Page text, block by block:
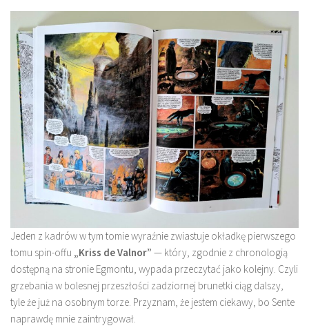
Jeden z kadrów w tym tomie wyraźnie zwiastuje okładkę pierwszego
tomu spin-offu „Kriss de Valnor” — który, zgodnie z chronologią
dostępną na stronie Egmontu, wypada przeczytać jako kolejny. Czyli
grzebania w bolesnej przeszłości zadziornej brunetki ciąg dalszy,
tyle że już na osobnym torze. Przyznam, że jestem ciekawy, bo Sente
naprawdę mnie zaintrygował.